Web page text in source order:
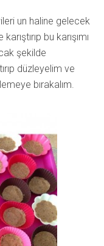
un haline gelecek
bu karışımı
şekilde
düzleyelim ve
bırakalım.